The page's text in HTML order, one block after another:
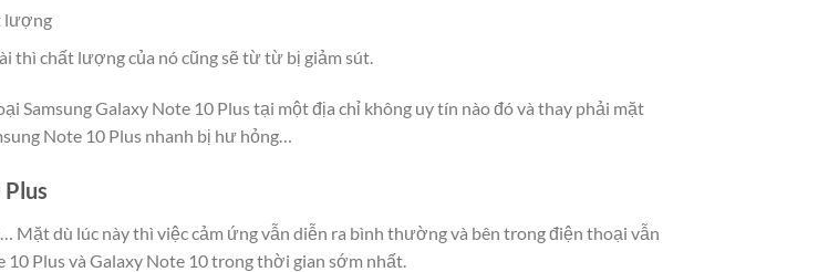
lượng
thì chất lượng của nó cũng sẽ từ từ bị giảm sút.
Samsung Galaxy Note 10 Plus tại một địa chỉ không uy tín nào đó và thay phải mặt
Note 10 Plus nhanh bị hư hỏng…
Mặt dù lúc này thì việc cảm ứng vẫn diễn ra bình thường và bên trong điện thoại vẫn
Plus và Galaxy Note 10 trong thời gian sớm nhất.